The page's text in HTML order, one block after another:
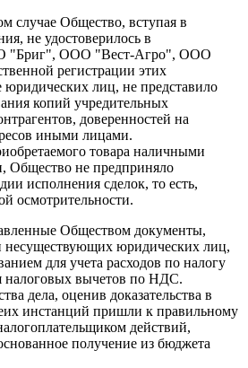
случае Общество, вступая в
не удостоверилось в
"Бриг", ООО "Вест-Агро", ООО
регистрации этих
юридических лиц, не представило
копий учредительных
доверенностей на
иными лицами.
товара наличными
Общество не предприняло
исполнения сделок, то есть,
осмотрительности.
Обществом документы,
юридических лиц,
для учета расходов по налогу
налоговых вычетов по НДС.
дела, оценив доказательства в
инстанций пришли к правильному
действий,
получение из бюджета